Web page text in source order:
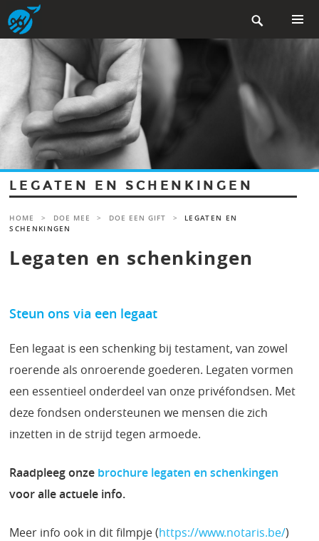
Skip
to
content

LEGATEN EN SCHENKINGEN
HOME > DOE MEE > DOE EEN GIFT >
LEGATEN EN
SCHENKINGEN
Legaten en schenkingen
Steun ons via een legaat
Een legaat is een schenking bij testament, van zowel
roerende als onroerende goederen. Legaten vormen
een essentieel onderdeel van onze privéfondsen. Met
deze fondsen ondersteunen we mensen die zich
inzetten in de strijd tegen armoede.
Raadpleeg onze brochure legaten en schenkingen
voor alle actuele info.
Meer info ook in dit filmpje (https://www.notaris.be/)